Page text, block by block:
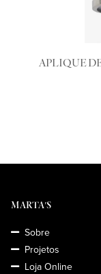
APLIQUE
MARTA'S
Sobre
Projetos
Loja Online